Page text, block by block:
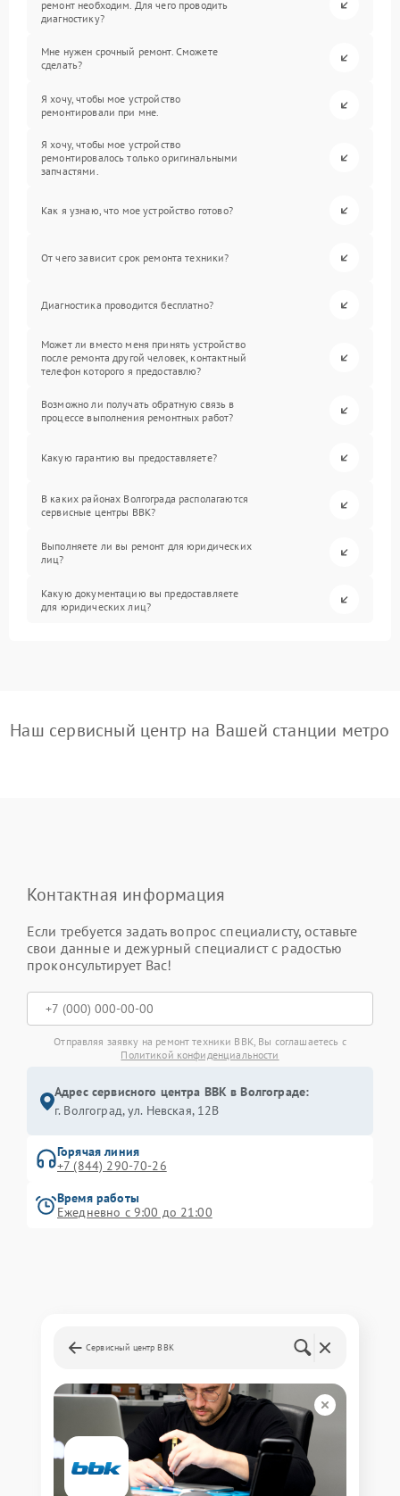
ремонт необходим. Для чего проводить
диагностику?
Мне нужен срочный ремонт. Сможете
сделать?
Я хочу, чтобы мое устройство
ремонтировали при мне.
Я хочу, чтобы мое устройство
ремонтировалось только оригинальными
запчастями.
Как я узнаю, что мое устройство готово?
От чего зависит срок ремонта техники?
Диагностика проводится бесплатно?
Может ли вместо меня принять устройство
после ремонта другой человек, контактный
телефон которого я предоставлю?
Возможно ли получать обратную связь в
процессе выполнения ремонтных работ?
Какую гарантию вы предоставляете?
В каких районах Волгограда располагаются
сервисные центры BBK?
Выполняете ли вы ремонт для юридических
лиц?
Какую документацию вы предоставляете
для юридических лиц?
Наш сервисный центр на Вашей станции метро
Контактная информация
Если требуется задать вопрос специалисту, оставьте
свои данные и дежурный специалист с радостью
проконсультирует Вас!
Отправляя заявку на ремонт техники BBK, Вы соглашаетесь с
Политикой конфиденциальности
Адрес сервисного центра BBK в Волгограде:
г. Волгоград, ул. Невская, 12В
Горячая линия
+7 (844) 290-70-26
Время работы
Ежедневно с 9:00 до 21:00
Сервисный центр BBK